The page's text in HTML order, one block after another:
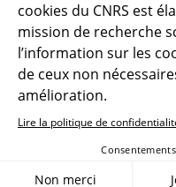
Créer un compte Se
cookies du CNRS est
mission de recherche
l’information sur les
de ceux non
amélioration.
Lire la politique de
Non merci